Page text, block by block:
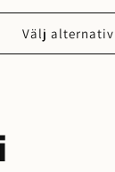
Välj alternativ